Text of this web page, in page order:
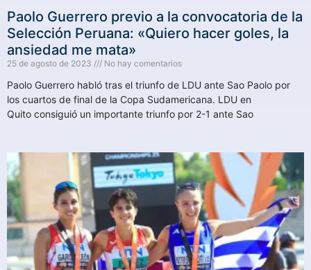
Paolo Guerrero previo a la convocatoria de la
Selección Peruana: «Quiero hacer goles, la
ansiedad me mata»
25 de agosto de 2023 No hay comentarios
Paolo Guerrero habló tras el triunfo de LDU ante Sao Paolo por
los cuartos de final de la Copa Sudamericana. LDU en
Quito consiguió un importante triunfo por 2-1 ante Sao